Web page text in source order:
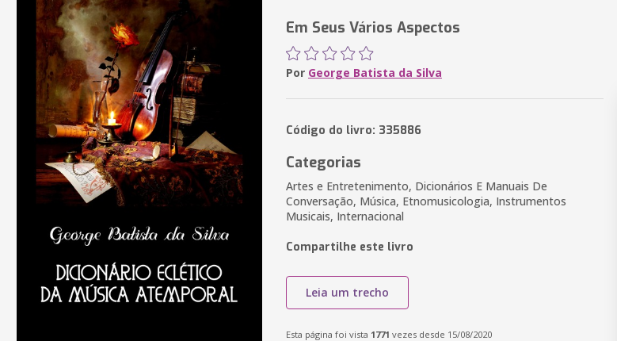
Em Seus Vários Aspectos
Por George Batista da Silva
Código do livro: 335886
Categorias
Artes e Entretenimento, Dicionários E Manuais De
Conversação, Música, Etnomusicologia, Instrumentos
Musicais, Internacional
Compartilhe este livro
Leia um trecho
Esta página foi vista 1771 vezes desde 15/08/2020